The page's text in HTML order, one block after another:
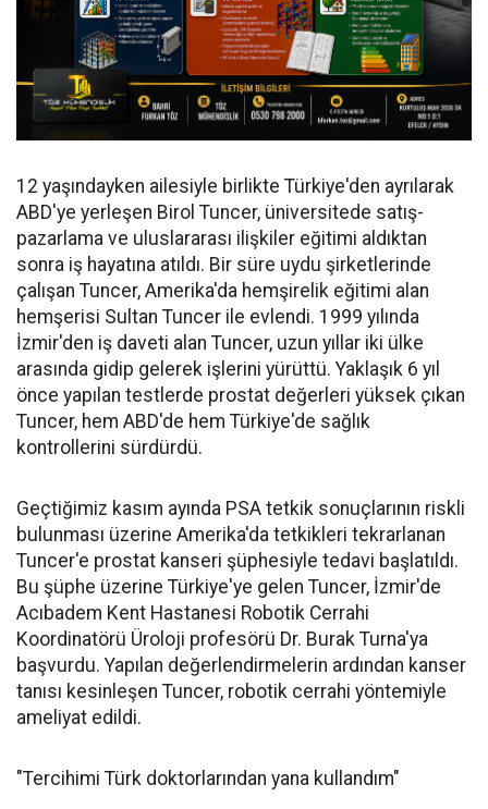
12 yaşındayken ailesiyle birlikte Türkiye'den ayrılarak
ABD'ye yerleşen Birol Tuncer, üniversitede satış-
pazarlama ve uluslararası ilişkiler eğitimi aldıktan
sonra iş hayatına atıldı. Bir süre uydu şirketlerinde
çalışan Tuncer, Amerika'da hemşirelik eğitimi alan
hemşerisi Sultan Tuncer ile evlendi. 1999 yılında
İzmir'den iş daveti alan Tuncer, uzun yıllar iki ülke
arasında gidip gelerek işlerini yürüttü. Yaklaşık 6 yıl
önce yapılan testlerde prostat değerleri yüksek çıkan
Tuncer, hem ABD'de hem Türkiye'de sağlık
kontrollerini sürdürdü.
Geçtiğimiz kasım ayında PSA tetkik sonuçlarının riskli
bulunması üzerine Amerika'da tetkikleri tekrarlanan
Tuncer'e prostat kanseri şüphesiyle tedavi başlatıldı.
Bu şüphe üzerine Türkiye'ye gelen Tuncer, İzmir'de
Acıbadem Kent Hastanesi Robotik Cerrahi
Koordinatörü Üroloji profesörü Dr. Burak Turna'ya
başvurdu. Yapılan değerlendirmelerin ardından kanser
tanısı kesinleşen Tuncer, robotik cerrahi yöntemiyle
ameliyat edildi.
"Tercihimi Türk doktorlarından yana kullandım"